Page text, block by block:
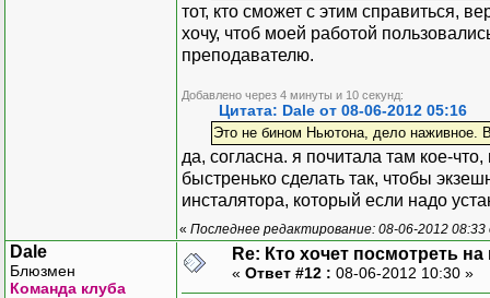
тот, кто сможет с этим справиться,
хочу, чтоб моей работой
преподавателю.
Добавлено через 4 минуты и 10 секунд:
Цитата: Dale от 08-06-2012 05:16
Это не бином Ньютона, дело наживное.
да, согласна. я почитала там кое-
быстренько сделать так, чтобы
инсталятора, который если надо
« Последнее редактирование: 08-06-2012 08:33
Dale
Блюзмен
Команда клуба
Re: Кто хочет посмотреть
« Ответ #12 : 08-06-2012 10:30 »